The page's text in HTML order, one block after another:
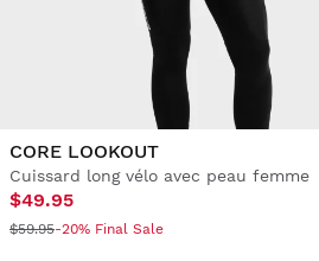
CORE LOOKOUT
Cuissard long vélo avec peau femme
$49.95
$59.95-20% Final Sale